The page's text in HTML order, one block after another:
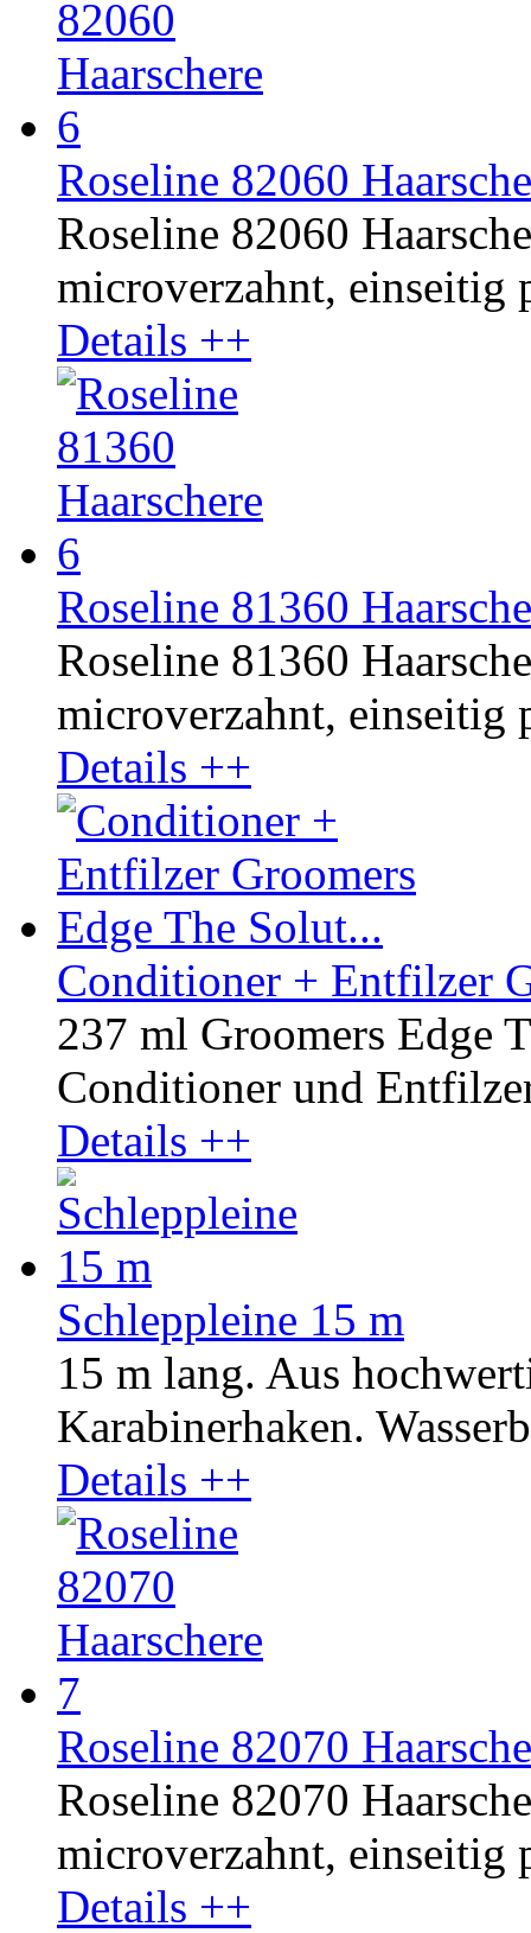
Roseline 82060
Roseline 82060
microverzahnt, einseitig
Details ++
Roseline 81360
Roseline 81360
microverzahnt, einseitig
Details ++
Conditioner + Entfilzer
237 ml Groomers Edge
Conditioner und
Details ++
Schleppleine 15 m
15 m lang. Aus
Karabinerhaken.
Details ++
Roseline 82070
Roseline 82070
microverzahnt, einseitig
Details ++